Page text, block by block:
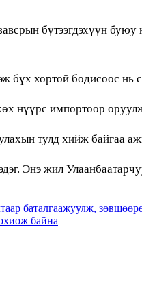
бүтээгдэхүүн
бүх хортой бодисоос нь
нүүрс импортоор
тулд хийж байгаа
Энэ жил
баталгаажуулж,
байна